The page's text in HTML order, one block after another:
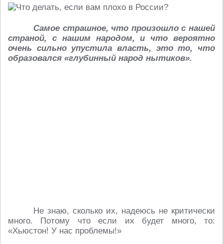
Самое страшное, что произошло с нашей
страной, с нашим народом, и что вероятно
очень сильно упустила власть, это то, что
образовался «глубинный народ нытиков».
Не знаю, сколько их, надеюсь не критически
много. Потому что если их будет много, то:
«Хьюстон! У нас проблемы!»